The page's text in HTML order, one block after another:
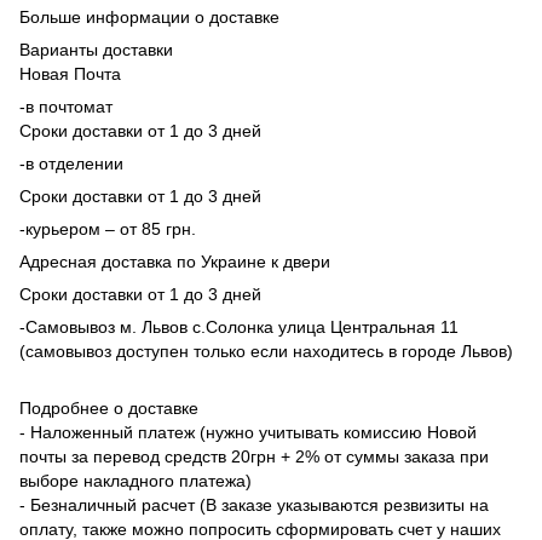
Больше информации о доставке
Варианты доставки
Новая Почта
-в почтомат
Сроки доставки от 1 до 3 дней
-в отделении
Сроки доставки от 1 до 3 дней
-курьером – от 85 грн.
Адресная доставка по Украине к двери
Сроки доставки от 1 до 3 дней
-Самовывоз м. Львов с.Солонка улица Центральная 11
(самовывоз доступен только если находитесь в городе Львов)
Подробнее о доставке
- Наложенный платеж (нужно учитывать комиссию Новой
почты за перевод средств 20грн + 2% от суммы заказа при
выборе накладного платежа)
- Безналичный расчет (В заказе указываются резвизиты на
оплату, также можно попросить сформировать счет у наших